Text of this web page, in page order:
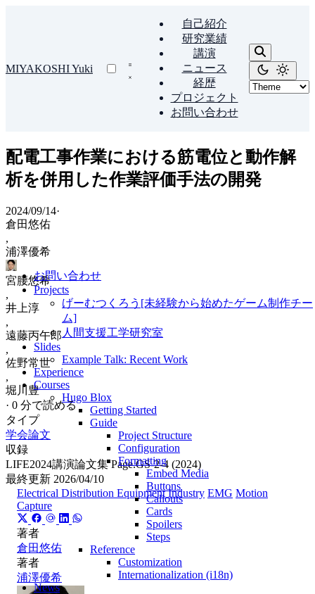
MIYAKOSHI Yuki
自己紹介
研究業績
講演
ニュース
経歴
プロジェクト
お問い合わせ
お問い合わせ
Projects
げーむつくろう[未経験から始めたゲーム制作チー
ム]
人間支援工学研究室
Slides
Example Talk: Recent Work
Experience
Courses
Hugo Blox
Getting Started
Guide
Project Structure
Configuration
Formatting
Embed Media
Buttons
Callouts
Cards
Spoilers
Steps
Reference
Customization
Internationalization (i18n)
News
配電工事作業における筋電位と動作解
析を併用した作業評価手法の開発
2024/09/14·
倉田悠佑
,
浦澤優希
宮腰悠希
,
井上淳
,
遠藤丙午郎
,
佐野常世
,
堀川豊
· 0 分で読める
タイプ
学会論文
収録
LIFE2024講演論文集 Page.GS-2-4 (2024)
最終更新 2026/04/10
Electrical Distribution Equipment Industry EMG Motion
Capture
著者
倉田悠佑
著者
浦澤優希